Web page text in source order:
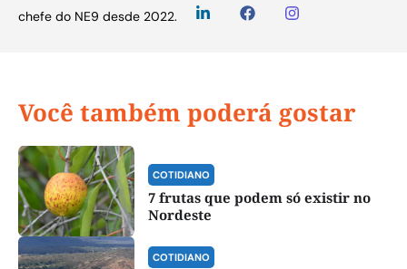
chefe do NE9 desde 2022.
Você também poderá gostar
COTIDIANO
7 frutas que podem só existir no
Nordeste
COTIDIANO